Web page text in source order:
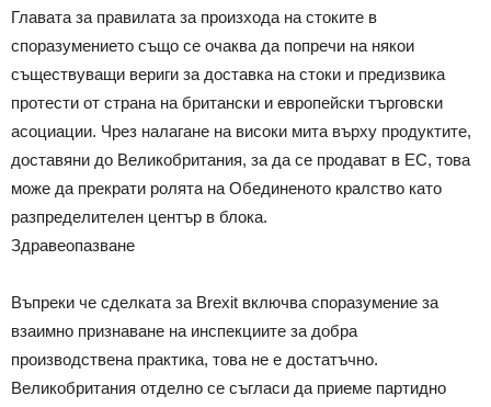
Главата за правилата за произхода на стоките в
споразумението също се очаква да попречи на някои
съществуващи вериги за доставка на стоки и предизвика
протести от страна на британски и европейски търговски
асоциации. Чрез налагане на високи мита върху продуктите,
доставяни до Великобритания, за да се продават в ЕС, това
може да прекрати ролята на Обединеното кралство като
разпределителен център в блока.
Здравеопазване
Въпреки че сделката за Brexit включва споразумение за
взаимно признаване на инспекциите за добра
производствена практика, това не е достатъчно.
Великобритания отделно се съгласи да приеме партидно